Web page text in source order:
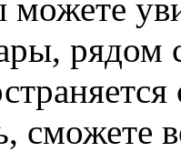
можете
рядом
сможете